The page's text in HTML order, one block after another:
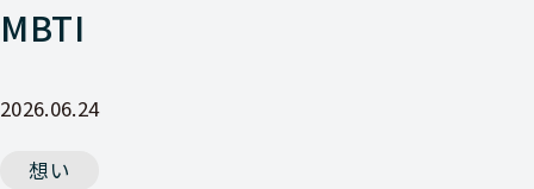
MBTI
2026.06.24
想い